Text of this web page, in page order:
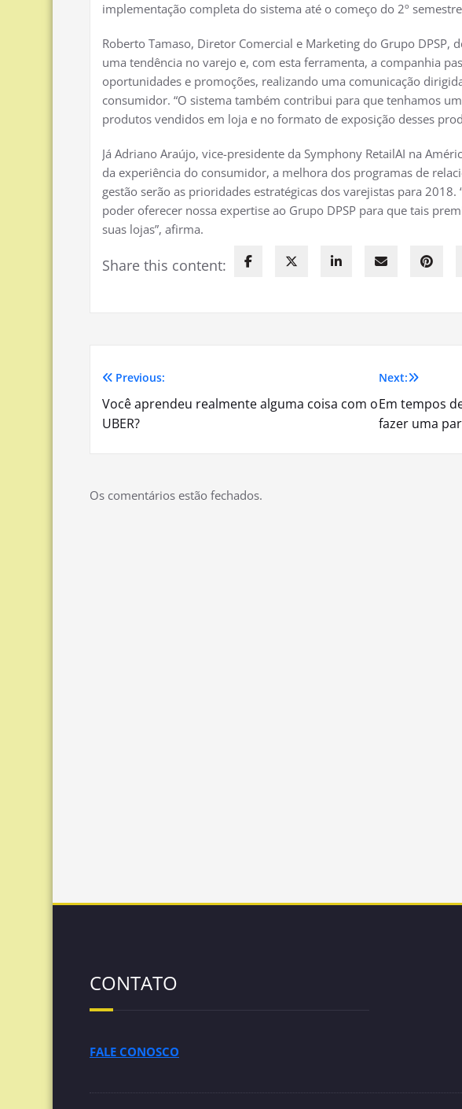
implementação completa do sistema até o começo do 2º
Roberto Tamaso, Diretor Comercial e Marketing do Grupo DPSP,
uma tendência no varejo e, com esta ferramenta, a companhia
oportunidades e promoções, realizando uma comunicação
consumidor. “O sistema também contribui para que tenhamos
produtos vendidos em loja e no formato de exposição desses
Já Adriano Araújo, vice-presidente da Symphony RetailAI na
da experiência do consumidor, a melhora dos programas de
gestão serão as prioridades estratégicas dos varejistas para
poder oferecer nossa expertise ao Grupo DPSP para que tais
suas lojas”, afirma.
Share this content:
Navegação
de
Previous:
Você aprendeu realmente alguma coisa com o
UBER?
Next:
Em tempos
fazer uma
Os comentários estão fechados.
CONTATO
FALE CONOSCO